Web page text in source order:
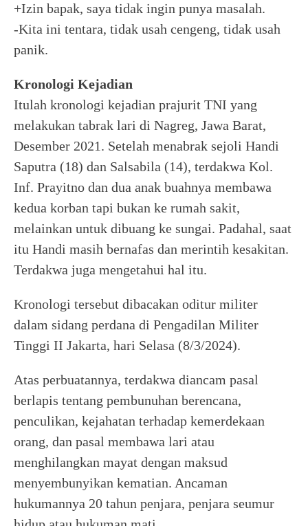
+Izin bapak, saya tidak ingin punya masalah.
-Kita ini tentara, tidak usah cengeng, tidak usah
panik.
Kronologi Kejadian
Itulah kronologi kejadian prajurit TNI yang
melakukan tabrak lari di Nagreg, Jawa Barat,
Desember 2021. Setelah menabrak sejoli Handi
Saputra (18) dan Salsabila (14), terdakwa Kol.
Inf. Prayitno dan dua anak buahnya membawa
kedua korban tapi bukan ke rumah sakit,
melainkan untuk dibuang ke sungai. Padahal, saat
itu Handi masih bernafas dan merintih kesakitan.
Terdakwa juga mengetahui hal itu.
Kronologi tersebut dibacakan oditur militer
dalam sidang perdana di Pengadilan Militer
Tinggi II Jakarta, hari Selasa (8/3/2024).
Atas perbuatannya, terdakwa diancam pasal
berlapis tentang pembunuhan berencana,
penculikan, kejahatan terhadap kemerdekaan
orang, dan pasal membawa lari atau
menghilangkan mayat dengan maksud
menyembunyikan kematian. Ancaman
hukumannya 20 tahun penjara, penjara seumur